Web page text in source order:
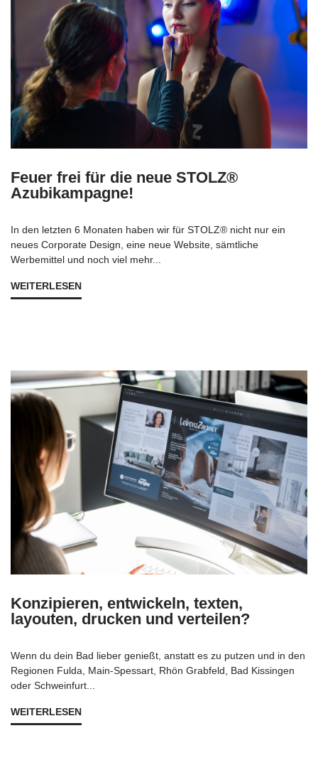
Feuer frei für die neue STOLZ®
Azubikampagne!
In den letzten 6 Monaten haben wir für STOLZ® nicht nur ein
neues Corporate Design, eine neue Website, sämtliche
Werbemittel und noch viel mehr...
WEITERLESEN
Konzipieren, entwickeln, texten,
layouten, drucken und verteilen?
Wenn du dein Bad lieber genießt, anstatt es zu putzen und in den
Regionen Fulda, Main-Spessart, Rhön Grabfeld, Bad Kissingen
oder Schweinfurt...
WEITERLESEN